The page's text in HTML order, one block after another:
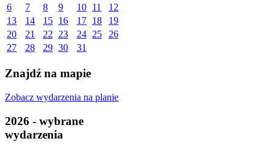
6
7 8 9 10 11
12
13
14 15 16 17 18
19
20
21 22 23 24 25
26
27
28 29 30 31
Znajdź na mapie
Zobacz wydarzenia na planie
2026 - wybrane
wydarzenia